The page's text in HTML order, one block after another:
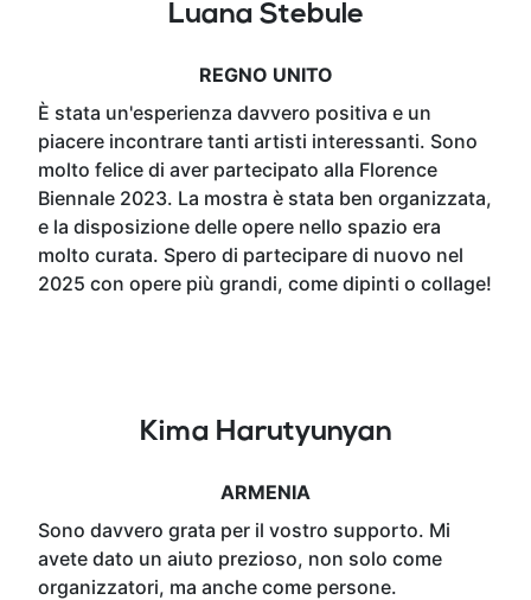
Luana Stebule
REGNO UNITO
È stata un'esperienza davvero positiva e un
piacere incontrare tanti artisti interessanti. Sono
molto felice di aver partecipato alla Florence
Biennale 2023. La mostra è stata ben organizzata,
e la disposizione delle opere nello spazio era
molto curata. Spero di partecipare di nuovo nel
2025 con opere più grandi, come dipinti o collage!
Kima Harutyunyan
ARMENIA
Sono davvero grata per il vostro supporto. Mi
avete dato un aiuto prezioso, non solo come
organizzatori, ma anche come persone.